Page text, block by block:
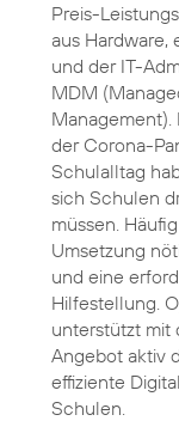
Preis-
aus Hardware,
und der IT-
MDM
Management).
der Corona-
Schulalltag
sich Schulen
müssen.
Umsetzung
und eine
Hilfestellung. O
unterstützt mit
Angebot aktiv
effiziente
Schulen.